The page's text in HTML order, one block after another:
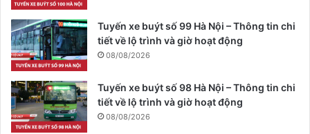
Tuyến xe buýt số 99 Hà Nội – Thông tin chi
tiết về lộ trình và giờ hoạt động
08/08/2026
Tuyến xe buýt số 98 Hà Nội – Thông tin chi
tiết về lộ trình và giờ hoạt động
08/08/2026